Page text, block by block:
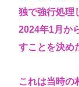
独で強行処理
2024年1月か
すことを決め
これは当時の